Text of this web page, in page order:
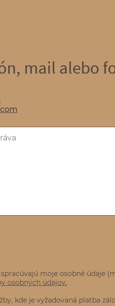
mail alebo
moje osobné údaje
osobných údajov.
kde je vyžadovaná platba